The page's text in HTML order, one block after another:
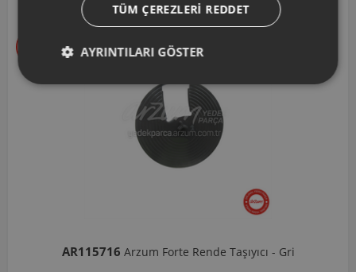
AR103206 Arzum Shake'N Take Doğrayıcı Hazne 570
TÜM ÇEREZLERI REDDET
AYRINTILARI GÖSTER